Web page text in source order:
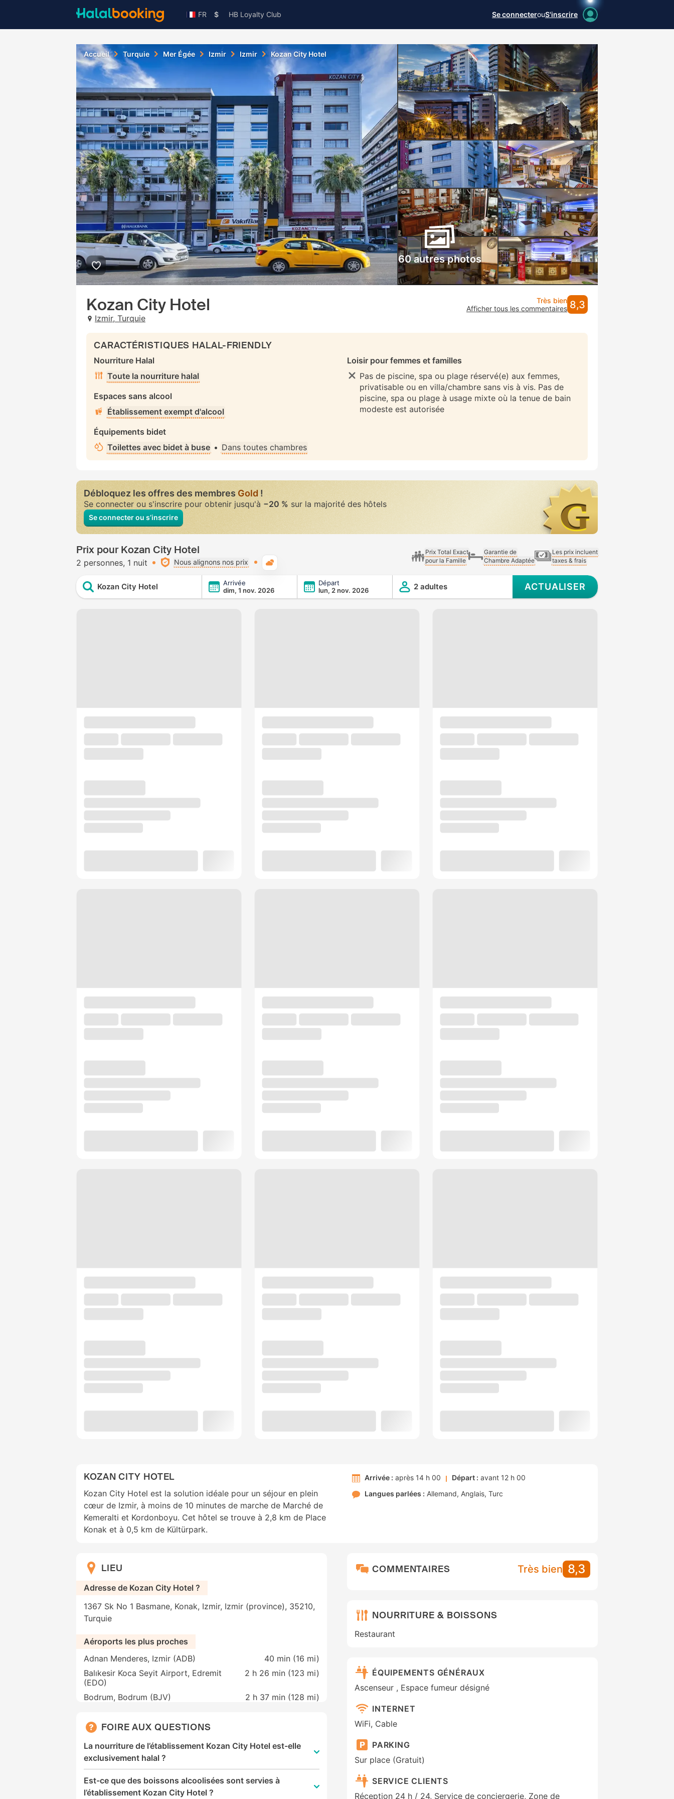
FR $ HB Loyalty Club Se connecterouS'inscrire
Accueil Turquie Mer Égée Izmir Izmir Kozan City Hotel
60 autres photos
Kozan City Hotel
Izmir, Turquie
Très bien
Afficher tous les commentaires 8,3
CARACTÉRISTIQUES HALAL-FRIENDLY
Nourriture Halal
Toute la nourriture halal
Espaces sans alcool
Établissement exempt d'alcool
Équipements bidet
Toilettes avec bidet à buse • Dans toutes chambres
Loisir pour femmes et familles
Pas de piscine, spa ou plage réservé(e) aux femmes,
privatisable ou en villa/chambre sans vis à vis. Pas de
piscine, spa ou plage à usage mixte où la tenue de bain
modeste est autorisée
Débloquez les offres des membresGold!
Se connecter ou s'inscrire pour obtenir jusqu'à −20 % sur la majorité des hôtels
Se connecter ou s’inscrire
Prix pour Kozan City Hotel
2 personnes 1 nuit Nous alignons nos prix
Prix Total Exact
pour la Famille
Garantie de
Chambre Adaptée
Les prix incluent
taxes & frais
Kozan City Hotel
Arrivée
dim, 1 nov. 2026
Départ
lun, 2 nov. 2026
2 adultes ACTUALISER
KOZAN CITY HOTEL
Kozan City Hotel est la solution idéale pour un séjour en plein
cœur de Izmir, à moins de 10 minutes de marche de Marché de
Kemeralti et Kordonboyu. Cet hôtel se trouve à 2,8 km de Place
Konak et à 0,5 km de Kültürpark.
Arrivée : après 14 h 00 Départ : avant 12 h 00
Langues parlées : Allemand Anglais Turc
LIEU
Adresse de Kozan City Hotel ?
1367 Sk No 1 Basmane, Konak, Izmir, Izmir (province), 35210,
Turquie
Aéroports les plus proches
Adnan Menderes, Izmir (ADB)
40 min (16 mi)
Balıkesir Koca Seyit Airport, Edremit
(EDO)
2 h 26 min (123 mi)
Bodrum, Bodrum (BJV) 2 h 37 min (128 mi)
FOIRE AUX QUESTIONS
La nourriture de l’établissement Kozan City Hotel est-elle
exclusivement halal ?
Est-ce que des boissons alcoolisées sont servies à
l’établissement Kozan City Hotel ?
COMMENTAIRES Très bien 8,3
NOURRITURE & BOISSONS
Restaurant
ÉQUIPEMENTS GÉNÉRAUX
Ascenseur , Espace fumeur désigné
INTERNET
WiFi, Cable
PARKING
Sur place (Gratuit)
SERVICE CLIENTS
Réception 24 h / 24, Service de conciergerie, Zone de